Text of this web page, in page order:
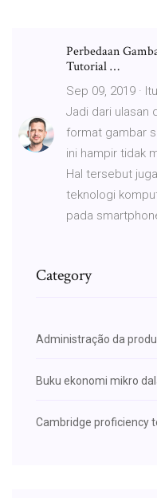
Perbedaan
Tutorial …
Sep 09, 2019 ·
Jadi dari ulasan
format gambar
ini hampir tidak
Hal tersebut
teknologi
pada
Category
Administração da
Buku ekonomi mikro
Cambridge proficiency